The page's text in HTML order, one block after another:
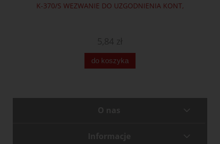
K-370/S WEZWANIE DO UZGODNIENIA KONT,
do koszyka